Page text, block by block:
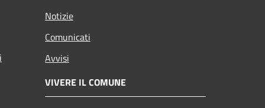
Notizie
Comunicati
Avvisi
VIVERE IL COMUNE